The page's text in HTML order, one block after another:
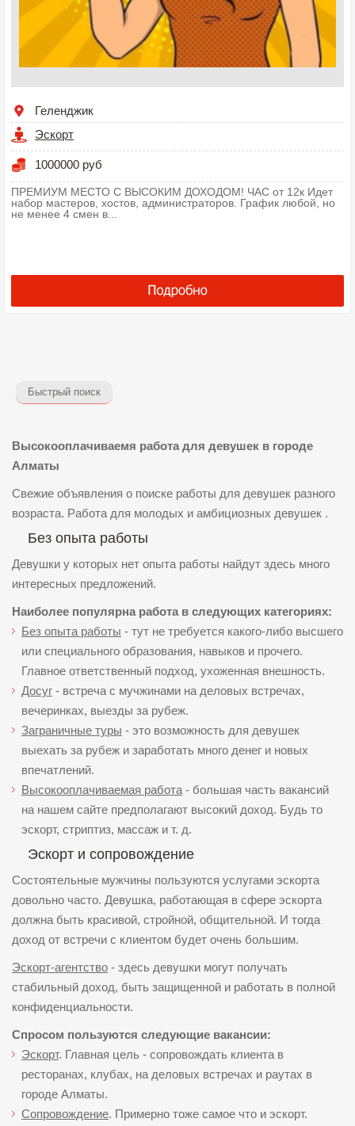
Геленджик
Эскорт
1000000 руб
ПРЕМИУМ МЕСТО С ВЫСОКИМ ДОХОДОМ! ЧАС от 12к Идет
набор мастеров, хостов, администраторов. График любой, но
не менее 4 смен в...
Быстрый поиск
Высокооплачиваемя работа для девушек в городе
Алматы
Свежие объявления о поиске работы для девушек разного
возраста. Работа для молодых и амбициозных девушек .
Без опыта работы
Девушки у которых нет опыта работы найдут здесь много
интересных предложений.
Наиболее популярна работа в следующих категориях:
Без опыта работы - тут не требуется какого-либо высшего
или специального образования, навыков и прочего.
Главное ответственный подход, ухоженная внешность.
Досуг - встреча с мучжинами на деловых встречах,
вечеринках, выезды за рубеж.
Заграничные туры - это возможность для девушек
выехать за рубеж и заработать много денег и новых
впечатлений.
Высокооплачиваемая работа - большая часть вакансий
на нашем сайте предполагают высокий доход. Будь то
эскорт, стриптиз, массаж и т. д.
Эскорт и сопровождение
Состоятельные мужчины пользуются услугами эскорта
довольно часто. Девушка, работающая в сфере эскорта
должна быть красивой, стройной, общительной. И тогда
доход от встречи с клиентом будет очень большим.
Эскорт-агентство - здесь девушки могут получать
стабильный доход, быть защищенной и работать в полной
конфиденциальности.
Спросом пользуются следующие вакансии:
Эскорт. Главная цель - сопровождать клиента в
ресторанах, клубах, на деловых встречах и раутах в
городе Алматы.
Сопровождение. Примерно тоже самое что и эскорт.